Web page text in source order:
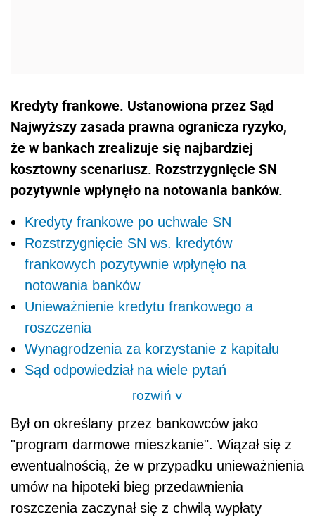
Kredyty frankowe. Ustanowiona przez Sąd
Najwyższy zasada prawna ogranicza ryzyko,
że w bankach zrealizuje się najbardziej
kosztowny scenariusz. Rozstrzygnięcie SN
pozytywnie wpłynęło na notowania banków.
Kredyty frankowe po uchwale SN
Rozstrzygnięcie SN ws. kredytów
frankowych pozytywnie wpłynęło na
notowania banków
Unieważnienie kredytu frankowego a
roszczenia
Wynagrodzenia za korzystanie z kapitału
Sąd odpowiedział na wiele pytań
rozwiń>
Był on określany przez bankowców jako
"program darmowe mieszkanie". Wiązał się z
ewentualnością, że w przypadku unieważnienia
umów na hipoteki bieg przedawnienia
roszczenia zaczynał się z chwilą wypłaty